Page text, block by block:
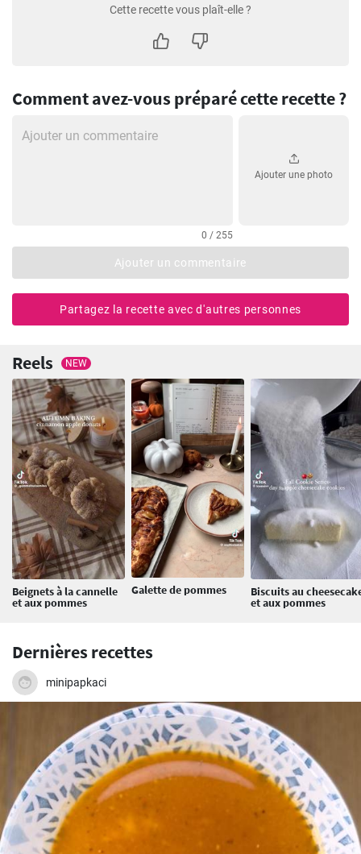
Cette recette vous plaît-elle ?
Comment avez-vous préparé cette recette ?
0 / 255
Ajouter une photo
Ajouter un commentaire
Partagez la recette avec d'autres personnes
Reels NEW
Beignets à la cannelle
et aux pommes
Galette de pommes Biscuits au
et aux pommes
Dernières recettes
minipapkaci